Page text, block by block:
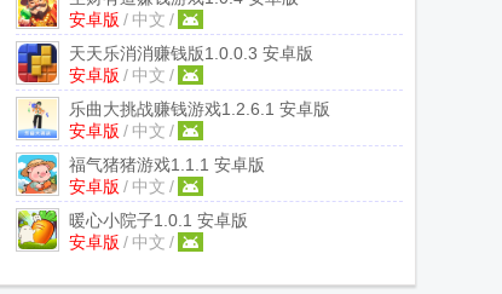
安卓版 / 中文 /
天天乐消消赚钱版1.0.0.3 安卓版
安卓版 / 中文 /
乐曲大挑战赚钱游戏1.2.6.1 安卓版
安卓版 / 中文 /
福气猪猪游戏1.1.1 安卓版
安卓版 / 中文 /
暖心小院子1.0.1 安卓版
安卓版 / 中文 /